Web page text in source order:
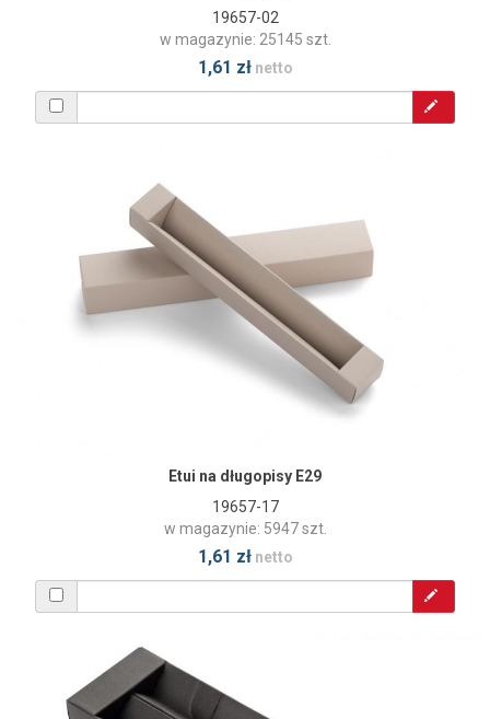
19657-02
w magazynie: 25145 szt.
1,61 złnetto
Etui na długopisy E29
19657-17
w magazynie: 5947 szt.
1,61 złnetto